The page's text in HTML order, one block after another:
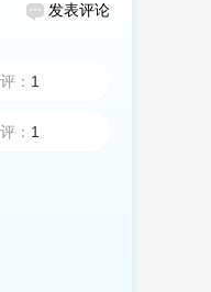
发表评论
： 1
： 1